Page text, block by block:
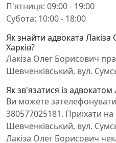
П'ятниця: 09:00 - 19:00
Субота: 10:00 - 18:00
Як знайти адвоката
Харків?
Лакіза Олег Борисович
Шевченківський, вул.
Як зв'язатися із
Ви можете
380577025181. Приїхати на
Шевченківський, вул.
Лакіза Олег Борисович